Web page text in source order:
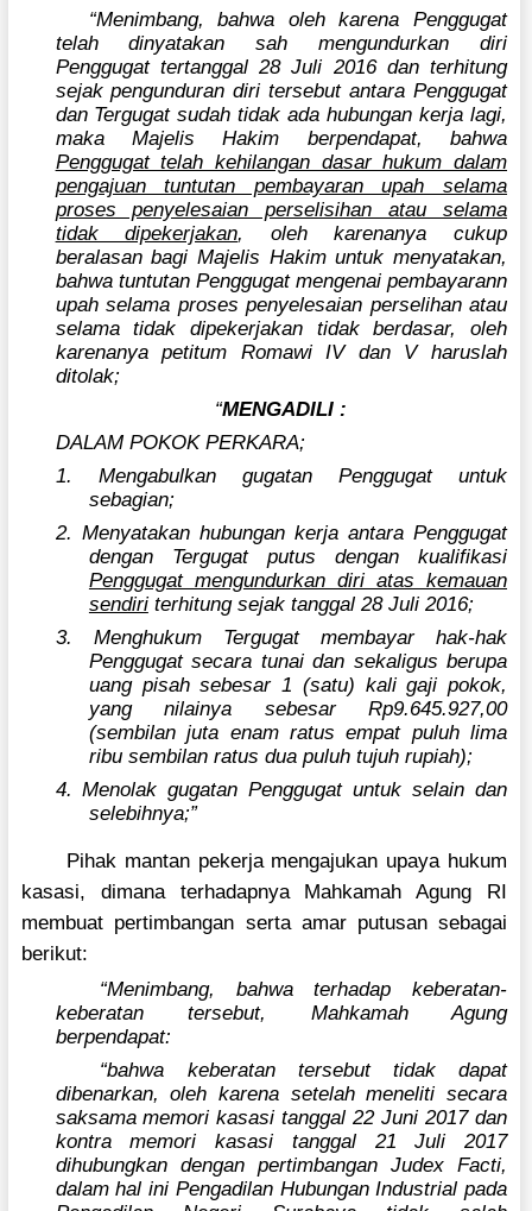
“Menimbang, bahwa oleh karena Penggugat
telah dinyatakan sah mengundurkan diri
Penggugat tertanggal 28 Juli 2016 dan terhitung
sejak pengunduran diri tersebut antara Penggugat
dan Tergugat sudah tidak ada hubungan kerja lagi,
maka Majelis Hakim berpendapat, bahwa
Penggugat telah kehilangan dasar hukum dalam
pengajuan tuntutan pembayaran upah selama
proses penyelesaian perselisihan atau selama
tidak dipekerjakan, oleh karenanya cukup
beralasan bagi Majelis Hakim untuk menyatakan,
bahwa tuntutan Penggugat mengenai pembayarann
upah selama proses penyelesaian perselihan atau
selama tidak dipekerjakan tidak berdasar, oleh
karenanya petitum Romawi IV dan V haruslah
ditolak;
“MENGADILI :
DALAM POKOK PERKARA;
1. Mengabulkan gugatan Penggugat untuk
sebagian;
2. Menyatakan hubungan kerja antara Penggugat
dengan Tergugat putus dengan kualifikasi
Penggugat mengundurkan diri atas kemauan
sendiriterhitung sejak tanggal 28 Juli 2016;
3. Menghukum Tergugat membayar hak-hak
Penggugat secara tunai dan sekaligus berupa
uang pisah sebesar 1 (satu) kali gaji pokok,
yang nilainya sebesar Rp9.645.927,00
(sembilan juta enam ratus empat puluh lima
ribu sembilan ratus dua puluh tujuh rupiah);
4. Menolak gugatan Penggugat untuk selain dan
selebihnya;”
Pihak mantan pekerja mengajukan upaya hukum
kasasi, dimana terhadapnya Mahkamah Agung RI
membuat pertimbangan serta amar putusan sebagai
berikut:
“Menimbang, bahwa terhadap keberatan-
keberatan tersebut, Mahkamah Agung
berpendapat:
“bahwa keberatan tersebut tidak dapat
dibenarkan, oleh karena setelah meneliti secara
saksama memori kasasi tanggal 22 Juni 2017 dan
kontra memori kasasi tanggal 21 Juli 2017
dihubungkan dengan pertimbangan Judex Facti,
dalam hal ini Pengadilan Hubungan Industrial pada